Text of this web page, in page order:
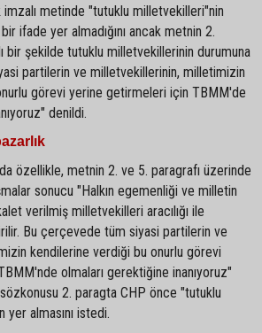
imzalı metinde "tutuklu milletvekilleri"nin
ifade yer almadığını ancak metnin 2.
bir şekilde tutuklu milletvekillerinin durumuna
partilerin ve milletvekillerinin, milletimizin
görevi yerine getirmeleri için TBMM'de
denildi.
özellikle, metnin 2. ve 5. paragrafı üzerinde
sonucu "Halkın egemenliği ve milletin
verilmiş milletvekilleri aracılığı ile
Bu çerçevede tüm siyasi partilerin ve
kendilerine verdiği bu onurlu görevi
olmaları gerektiğine inanıyoruz"
2. paragta CHP önce "tutuklu
almasını istedi.